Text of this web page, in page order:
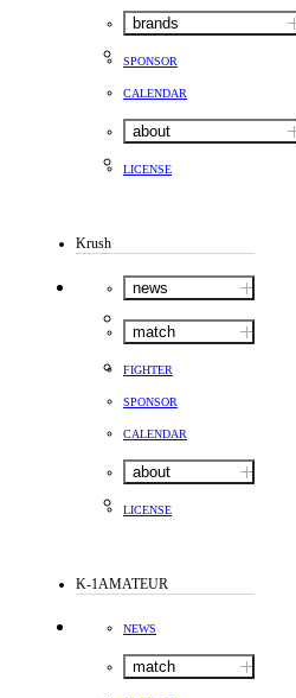
brands
SPONSOR
CALENDAR
about
LICENSE
Krush
news
match
FIGHTER
SPONSOR
CALENDAR
about
LICENSE
K-1AMATEUR
NEWS
match